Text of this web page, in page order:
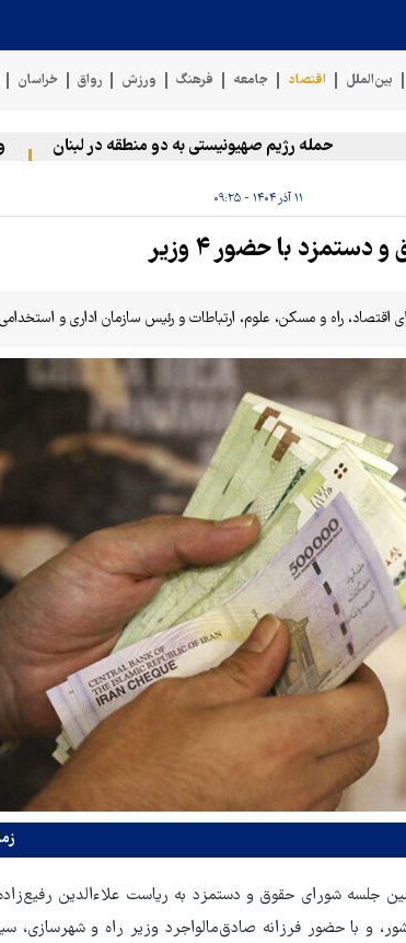
بین‌الملل اقتصاد جامعه فرهنگ ورزش رواق خراسان
حمله رژیم صهیونیستی به دو منطقه در لبنان
۱۱ آذر ۱۴۰۴ - ۰۹:۲۵
با حضور ۴ وزیر
راه و مسکن، علوم، ارتباطات و رئیس سازمان اداری و استخدامی
جلسه شورای حقوق و دستمزد به ریاست علاءالدین
و با حضور فرزانه صادق‌مالواجرد وزیر راه و شهرسازی،